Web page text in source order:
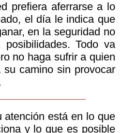
prefiera aferrarse a lo
el día le indica que
en la seguridad no
Todo va
no haga sufrir a quien
camino sin provocar
atención está en lo que
y lo que es posible